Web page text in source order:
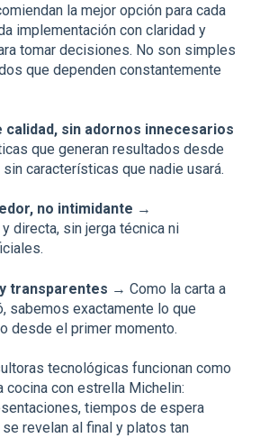
la mejor opción para cada
implementación con claridad y
tomar decisiones. No son simples
que dependen constantemente
calidad, sin adornos innecesarios
que generan resultados desde
características que nadie usará.
no intimidante →
directa, sin jerga técnica ni
transparentes → Como la carta a
sabemos exactamente lo que
desde el primer momento.
tecnológicas funcionan como
cocina con estrella Michelin:
tiempos de espera
revelan al final y platos tan